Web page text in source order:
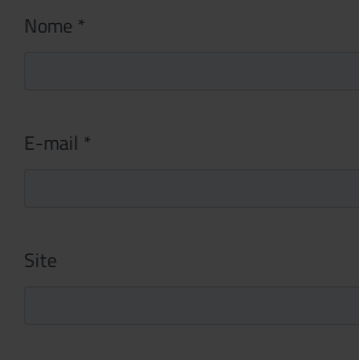
Nome *
E-mail *
Site